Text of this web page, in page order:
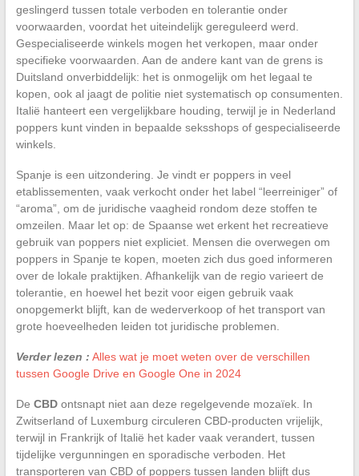
geslingerd tussen totale verboden en tolerantie onder
voorwaarden, voordat het uiteindelijk gereguleerd werd.
Gespecialiseerde winkels mogen het verkopen, maar onder
specifieke voorwaarden. Aan de andere kant van de grens is
Duitsland onverbiddelijk: het is onmogelijk om het legaal te
kopen, ook al jaagt de politie niet systematisch op consumenten.
Italië hanteert een vergelijkbare houding, terwijl je in Nederland
poppers kunt vinden in bepaalde seksshops of gespecialiseerde
winkels.
Spanje is een uitzondering. Je vindt er poppers in veel
etablissementen, vaak verkocht onder het label “leerreiniger” of
“aroma”, om de juridische vaagheid rondom deze stoffen te
omzeilen. Maar let op: de Spaanse wet erkent het recreatieve
gebruik van poppers niet expliciet. Mensen die overwegen om
poppers in Spanje te kopen, moeten zich dus goed informeren
over de lokale praktijken. Afhankelijk van de regio varieert de
tolerantie, en hoewel het bezit voor eigen gebruik vaak
onopgemerkt blijft, kan de wederverkoop of het transport van
grote hoeveelheden leiden tot juridische problemen.
Verder lezen : Alles wat je moet weten over de verschillen
tussen Google Drive en Google One in 2024
De CBDontsnapt niet aan deze regelgevende mozaïek. In
Zwitserland of Luxemburg circuleren CBD-producten vrijelijk,
terwijl in Frankrijk of Italië het kader vaak verandert, tussen
tijdelijke vergunningen en sporadische verboden. Het
transporteren van CBD of poppers tussen landen blijft dus